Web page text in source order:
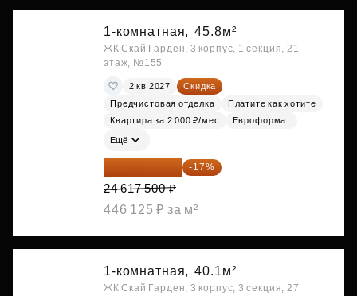
1-комнатная, 45.8м²
ЖК Скай Гарден, 3 корпус, 1 секция, 21
этаж, №155
2 кв 2027
Скидка
Предчистовая отделка
Платите как хотите
Квартира за 2 000 ₽/мес
Евроформат
Ещё
20 432 525 ₽ -17%
24 617 500 ₽
446 125 ₽ за м²
1-комнатная, 40.1м²
ЖК Скай Гарден, 3 корпус, 3 секция, 27